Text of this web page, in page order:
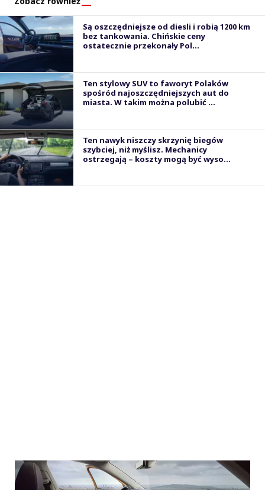
Są oszczędniejsze od diesli i robią 1200 km
bez tankowania. Chińskie ceny
ostatecznie przekonały Pol...
Ten stylowy SUV to faworyt Polaków
spośród najoszczędniejszych aut do
miasta. W takim można polubić ...
Ten nawyk niszczy skrzynię biegów
szybciej, niż myślisz. Mechanicy
ostrzegają – koszty mogą być wyso...